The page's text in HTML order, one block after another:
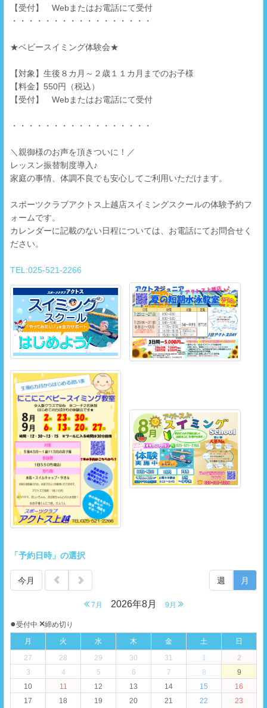
【受付】 Webまたはお電話にて受付
・・・・・・・・・・・・・・・・・
★ベビースイミング体験会★
【対象】生後８カ月～２歳１１カ月までのお子様
【料金】550円（税込）
【受付】 Webまたはお電話にて受付
・・・・・・・・・・・・・・・・・
＼親御様のお声を頂きついに！／
レッスン振替制度導入♪
家庭の事情、体調不良でも安心してご利用いただけます。
スポーツクラブアクトス上越店スイミングスクールの体験予約フ
ォームです。
カレンダーに記載のない日程については、お電話にてお問合せく
ださい。
TEL:025-521-2266
「予約日時」の選択
今月
7月 2026年8月 9月
週 月
●受付中 ×締め切り
月
火 水 木 金 土
日
27
28 29 30 31 1
2
3
4 5 6 7 8
9
10
11 12 13 14 15
16
17
18 19 20 21 22 23